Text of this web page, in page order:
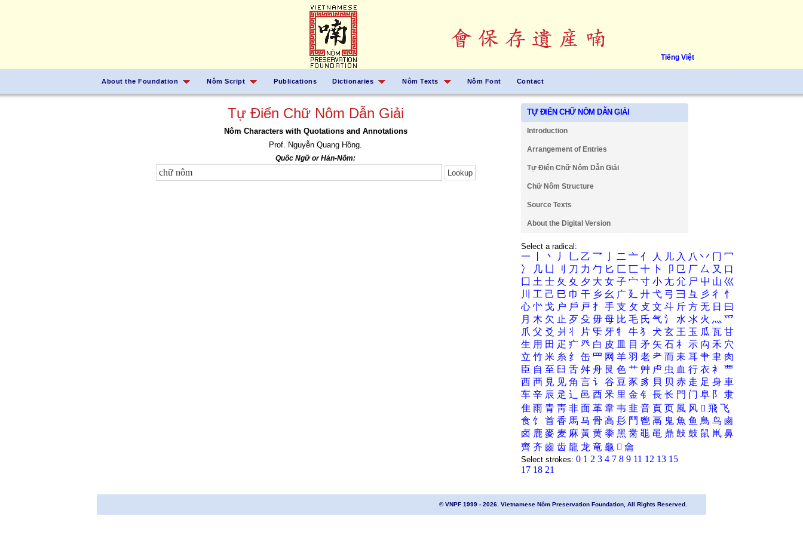
Tiếng Việt
About the Foundation Nôm Script Publications Dictionaries Nôm Texts Nôm Font Contact
Tự Điển Chữ Nôm Dẫn Giải
Nôm Characters with Quotations and Annotations
Prof. Nguyễn Quang Hồng.
Quốc Ngữ or Hán-Nôm:
TỰ ĐIỂN CHỮ NÔM DẪN GIẢI
Introduction
Arrangement of Entries
Tự Điển Chữ Nôm Dẫn Giải
Chữ Nôm Structure
Source Texts
About the Digital Version
Select a radical:
一 丶 丿 乚 乙 乛 二 亠 亻 人 儿 入 八 丷 冂 冖
冫
几 刂 刀 力 勹 匕 匚 匸 十 卜 卩 㔾 厂 厶 又 口
囗 土 士 夂 夊 夕 大 女 子 宀 寸 小 尢 尣 尸 屮 山 巛
川
工 己 巳 巾 干 乡 幺 广 廴 廾 弋 弓 彐 彑 彡 彳
忄
心 㣺 戈 户 戶 戸 扌 手 支 攵 攴 文 斗 斤 方 无 日 曰
月 木 欠 止 歹 殳 毋 母 比 毛 氏 气 氵 水 氺 火 灬 爫
爪 父 爻 爿 丬 片 㸦 牙 牜 牛 犭 犬 玄 王 玉 瓜 瓦 甘
生 用 田 疋 疒 癶 白 皮 皿 目 矛 矢 石 礻 示 禸 禾 穴
立 竹 米 糸 纟 缶 罒 网 羊 羽 老 耂 而 耒 耳 肀 聿 肉
臣 自 至 臼 舌 舛 舟 艮 色 艹 艸 虍 虫 血 行 衣 衤
覀
西 襾 見 见 角 言 讠 谷 豆 豕 豸 貝 贝 赤 走 足 身 車
车 辛 辰 辵 辶 邑 酉 釆 里 金 钅 長 长 門 门 阜 阝
隶
隹 雨 青 靑 非 面 革 韋 韦 韭 音 頁 页 風 风 𲋄 飛 飞
食 饣 首 香 馬 马 骨 高 髟 鬥 鬯 鬲 鬼 魚 鱼 鳥 鸟 鹵
卤 鹿 麥 麦 麻 黃 黄 黍 黑 黹 黽 黾 鼎 鼔 鼓 鼠 鼡 鼻
齊 齐 齒 齿 龍 龙 竜 龜 𬺞 龠
Select strokes: 0 1 2 3 4 7 8 9 11 12 13 15
17 18 21
© VNPF 1999 - 2026. Vietnamese Nôm Preservation Foundation, All Rights Reserved.